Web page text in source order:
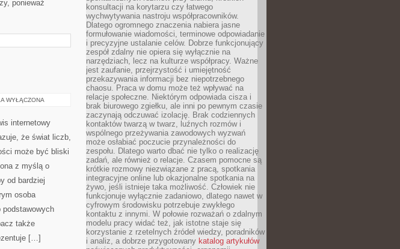
ponieważ
WYŁĄCZONA
internetowy
że świat liczb,
może być bliski
z myślą o
od bardziej
osoba
podstawowych
także
[…]
konsultacji na korytarzu czy łatwego
wychwytywania nastroju współpracowników.
Dlatego ogromnego znaczenia nabiera jasne
formułowanie wiadomości, terminowe odpowiadanie
i precyzyjne ustalanie celów. Dobrze funkcjonujący
zespół zdalny nie opiera się wyłącznie na
narzędziach, lecz na kulturze współpracy. Ważne
jest zaufanie, przejrzystość i umiejętność
przekazywania informacji bez niepotrzebnego
chaosu. Praca w domu może też wpływać na
relacje społeczne. Niektórym odpowiada cisza i
brak biurowego zgiełku, ale inni po pewnym czasie
zaczynają odczuwać izolację. Brak codziennych
kontaktów twarzą w twarz, luźnych rozmów i
wspólnego przeżywania zawodowych wyzwań
może osłabiać poczucie przynależności do
zespołu. Dlatego warto dbać nie tylko o realizację
zadań, ale również o relacje. Czasem pomocne są
krótkie rozmowy niezwiązane z pracą, spotkania
integracyjne online lub okazjonalne spotkania na
żywo, jeśli istnieje taka możliwość. Człowiek nie
funkcjonuje wyłącznie zadaniowo, dlatego nawet w
cyfrowym środowisku potrzebuje zwykłego
kontaktu z innymi. W połowie rozważań o zdalnym
modelu pracy widać też, jak istotne staje się
korzystanie z rzetelnych źródeł wiedzy, poradników
i analiz, a dobrze przygotowany katalog artykułów